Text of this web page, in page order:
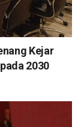
Kejar
2030